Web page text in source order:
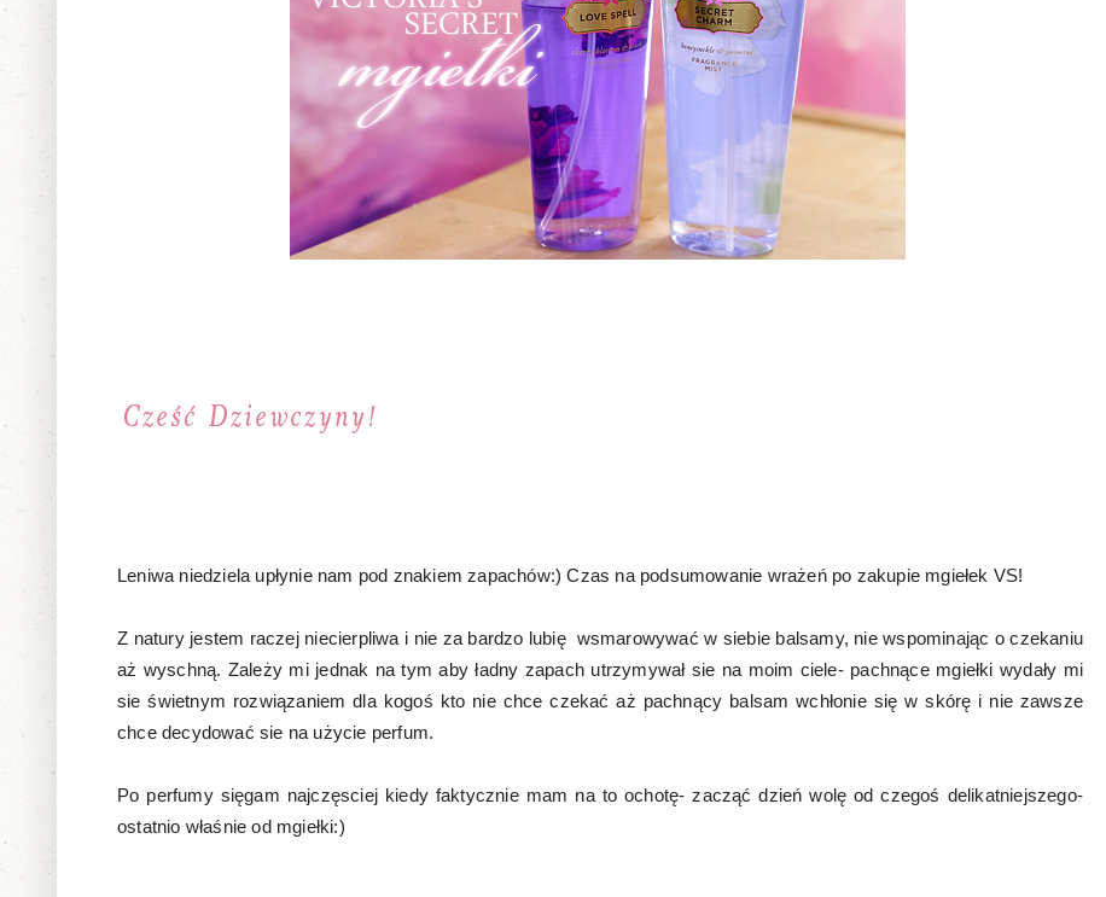
Leniwa niedziela upłynie nam pod znakiem zapachów:) Czas na podsumowanie wrażeń po zakupie mgiełek VS!
Z natury jestem raczej niecierpliwa i nie za bardzo lubię wsmarowywać w siebie balsamy, nie wspominając o czekaniu
aż wyschną. Zależy mi jednak na tym aby ładny zapach utrzymywał sie na moim ciele- pachnące mgiełki wydały mi
sie świetnym rozwiązaniem dla kogoś kto nie chce czekać aż pachnący balsam wchłonie się w skórę i nie zawsze
chce decydować sie na użycie perfum.
Po perfumy sięgam najczęsciej kiedy faktycznie mam na to ochotę- zacząć dzień wolę od czegoś delikatniejszego-
ostatnio właśnie od mgiełki:)